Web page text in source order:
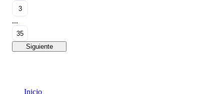
3
...
35
Siguiente
Inicio